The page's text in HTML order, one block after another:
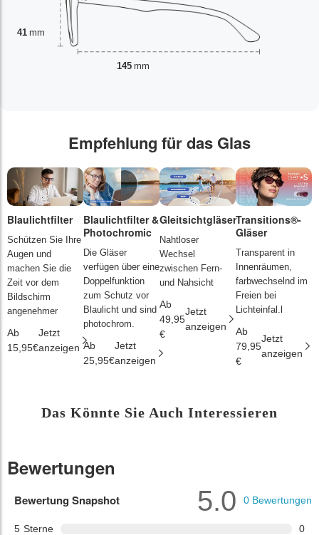
41 mm
145 mm
Empfehlung für das Glas
Blaulichtfilter
Schützen Sie Ihre
Augen und
machen Sie die
Zeit vor dem
Bildschirm
angenehmer
Ab
15,95€
Jetzt
anzeigen
Blaulichtfilter &
Photochromic
Die Gläser
verfügen über eine
Doppelfunktion
zum Schutz vor
Blaulicht und sind
photochrom.
Ab
25,95€
Jetzt
anzeigen
Gleitsichtgläser
Nahtloser
Wechsel
zwischen Fern-
und Nahsicht
Ab
49,95
€
Jetzt
anzeigen
Transitions®-
Gläser
Transparent in
Innenräumen,
farbwechselnd im
Freien bei
Lichteinfal.l
Ab
79,95
€
Jetzt
anzeigen
Das Könnte Sie Auch Interessieren
Bewertungen
Bewertung Snapshot
5 Sterne
0
5.0 0 Bewertungen